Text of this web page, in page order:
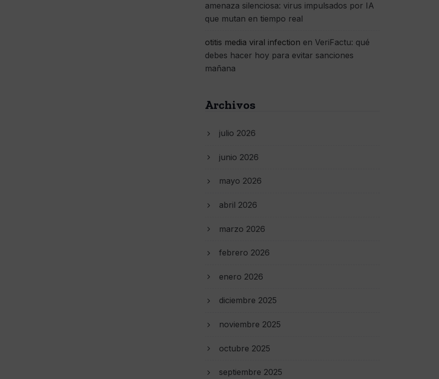
amenaza silenciosa: virus impulsados por IA
que mutan en tiempo real
otitis media viral infection en VeriFactu: qué
debes hacer hoy para evitar sanciones
mañana
Archivos
julio 2026
junio 2026
mayo 2026
abril 2026
marzo 2026
febrero 2026
enero 2026
diciembre 2025
noviembre 2025
octubre 2025
septiembre 2025